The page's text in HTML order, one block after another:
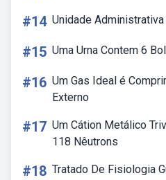
#14 Unidade
#15 Uma Urna Contem 6
#16 Um Gas Ideal é
Externo
#17 Um Cátion Metálico
118 Nêutrons
#18 Tratado De Fisiologia